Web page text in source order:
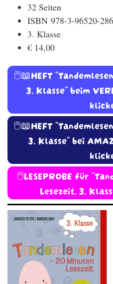
32 Seiten
ISBN 978-3-96520-
3. Klasse
€ 14,00
🖱️📖HEFT
3. Klasse" beim
🖱️📖HEFT
3. Klasse" bei
🖱️LESEPROBE für
Lesezeit, 3.